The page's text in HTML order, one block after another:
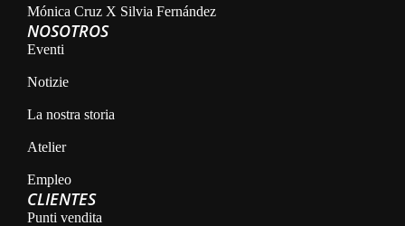
Mónica Cruz X Silvia Fernández
NOSOTROS
Eventi
Notizie
La nostra storia
Atelier
Empleo
CLIENTES
Punti vendita